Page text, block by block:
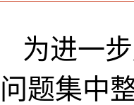
为进一
问题集中